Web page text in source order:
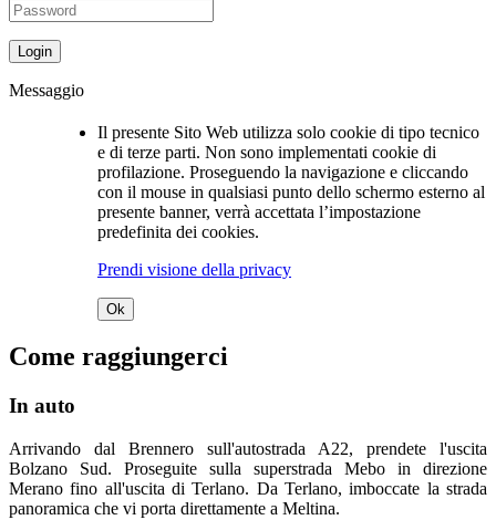
Messaggio
Il presente Sito Web utilizza solo cookie di tipo tecnico
e di terze parti. Non sono implementati cookie di
profilazione. Proseguendo la navigazione e cliccando
con il mouse in qualsiasi punto dello schermo esterno al
presente banner, verrà accettata l’impostazione
predefinita dei cookies.
Prendi visione della privacy
Ok
Come raggiungerci
In auto
Arrivando dal Brennero sull'autostrada A22, prendete l'uscita
Bolzano Sud. Proseguite sulla superstrada Mebo in direzione
Merano fino all'uscita di Terlano. Da Terlano, imboccate la strada
panoramica che vi porta direttamente a Meltina.